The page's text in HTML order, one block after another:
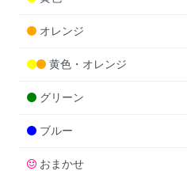
オレンジ
黄色・オレンジ
グリーン
ブルー
おまかせ